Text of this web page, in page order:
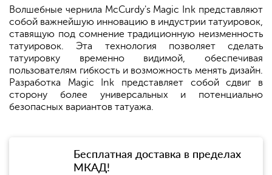
Волшебные чернила McCurdy's Magic Ink представляют
собой важнейшую инновацию в индустрии татуировок,
ставящую под сомнение традиционную неизменность
татуировок. Эта технология позволяет сделать
татуировку временно видимой, обеспечивая
пользователям гибкость и возможность менять дизайн.
Разработка Magic Ink представляет собой сдвиг в
сторону более универсальных и потенциально
безопасных вариантов татуажа.
Бесплатная доставка в пределах
МКАД!